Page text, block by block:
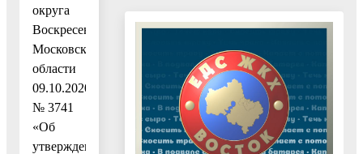
округа
Воскресенск
Московской
области
09.10.2020
№ 3741
«Об
утверждении